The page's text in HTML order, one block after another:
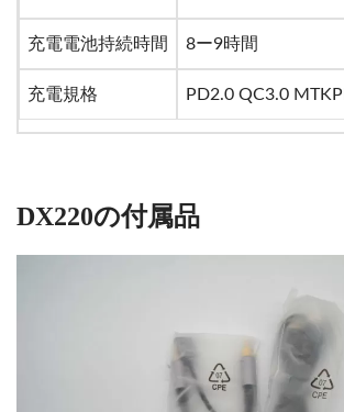
充電電池持続時間 8ー9時間
充電規格 PD2.0 QC3.0
DX220の付属品